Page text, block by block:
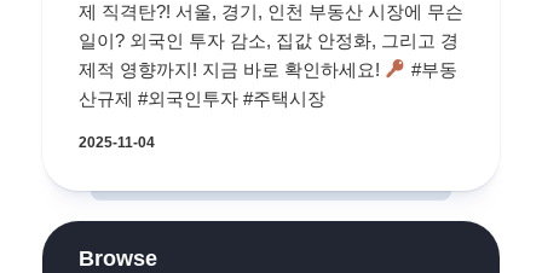
제 직격탄?! 서울, 경기, 인천 부동산 시장에 무슨
일이? 외국인 투자 감소, 집값 안정화, 그리고 경
제적 영향까지! 지금 바로 확인하세요!
#부동
산규제 #외국인투자 #주택시장
2025-11-04
Browse